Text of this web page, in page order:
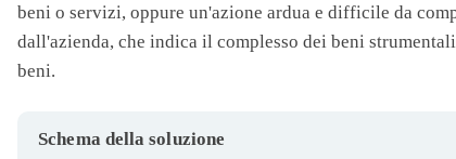
beni o servizi, oppure un'azione ardua e difficile da
dall'azienda, che indica il complesso dei beni
beni.
Schema della soluzione